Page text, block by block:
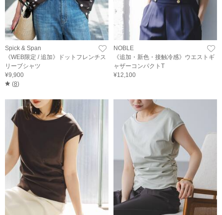
Spick & Span
《WEB限定 / 追加》ドットフレンチス
リーブシャツ
¥9,900
(8)
NOBLE
《追加・新色・接触冷感》ウエストギ
ャザーコンパクトT
¥12,100